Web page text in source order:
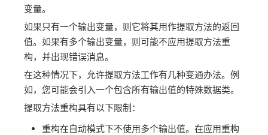
变量。
如果只有一个输出变量，则它将其用作提取方法的返回
值。如果有多个输出变量，则可能不应用提取方法重
构，并出现错误消息。
在这种情况下，允许提取方法工作有几种变通办法。例
如，您可能会引入一个包含所有输出值的特殊数据类。
提取方法重构具有以下限制：
重构在自动模式下不使用多个输出值。在应用重构